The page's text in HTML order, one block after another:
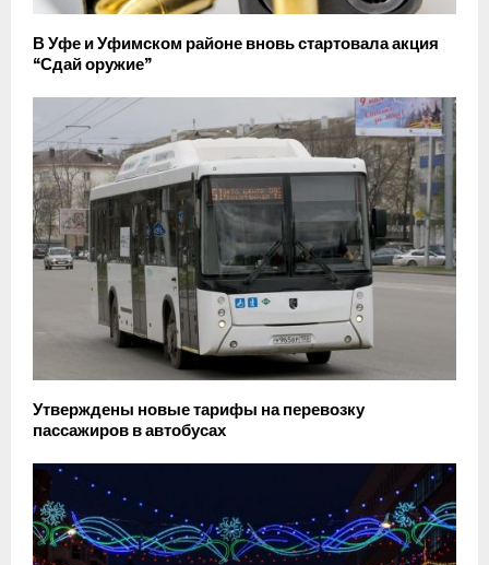
В Уфе и Уфимском районе вновь стартовала акция
“Сдай оружие”
Утверждены новые тарифы на перевозку
пассажиров в автобусах